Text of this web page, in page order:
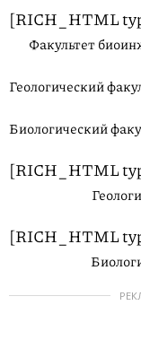
[RICH_HTML
Факультет
Геологический
Биологический
[RICH_HTML
[RICH_HTML